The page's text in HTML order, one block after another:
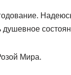
душевное
Мира.